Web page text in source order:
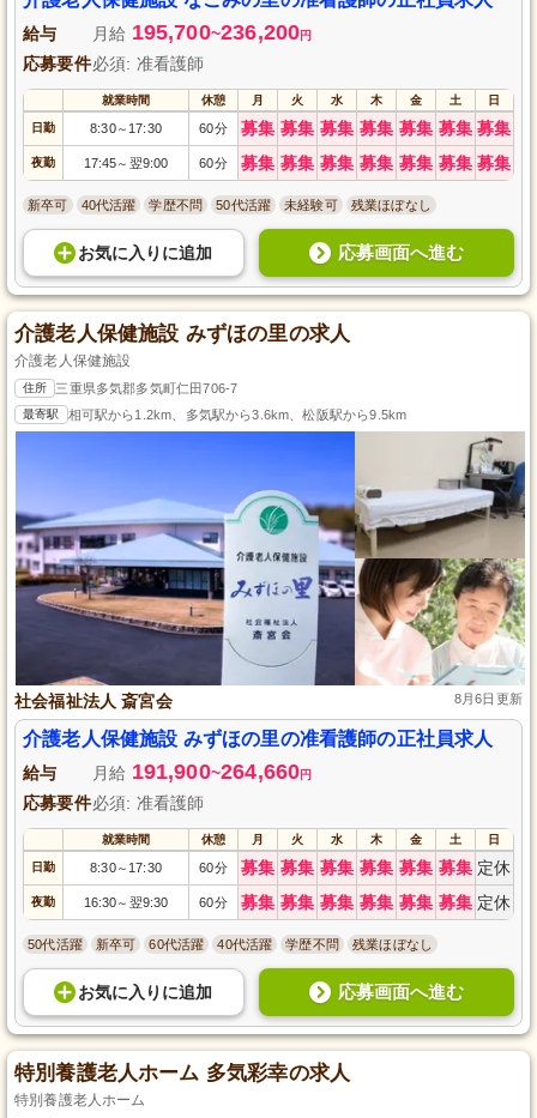
給与 月給 195,700~236,200円
応募要件必須: 准看護師
就業時間 休憩 月 火 水 木 金 土 日
日勤 8:30～ 17:30 60分 募集 募集 募集 募集 募集 募集 募集
夜勤 17:45～ 翌9:00 60分 募集 募集 募集 募集 募集 募集 募集
新卒可 40代活躍 学歴不問 50代活躍 未経験可 残業ほぼなし
お気に入り に追加 応募画面へ進む
介護老人保健施設 みずほの里の求人
介護老人保健施設
住所 三重県多気郡多気町仁田706-7
最寄駅 相可駅から1.2km、多気駅から3.6km、松阪駅から9.5km
社会福祉法人 斎宮会 8月6日更新
介護老人保健施設 みずほの里の准看護師の正社員求人
給与 月給 191,900~264,660円
応募要件必須: 准看護師
就業時間 休憩 月 火 水 木 金 土 日
日勤 8:30～ 17:30 60分 募集 募集 募集 募集 募集 募集 定休
夜勤 16:30～ 翌9:30 60分 募集 募集 募集 募集 募集 募集 定休
50代活躍 新卒可 60代活躍 40代活躍 学歴不問 残業ほぼなし
お気に入り に追加 応募画面へ進む
特別養護老人ホーム 多気彩幸の求人
特別養護老人ホーム